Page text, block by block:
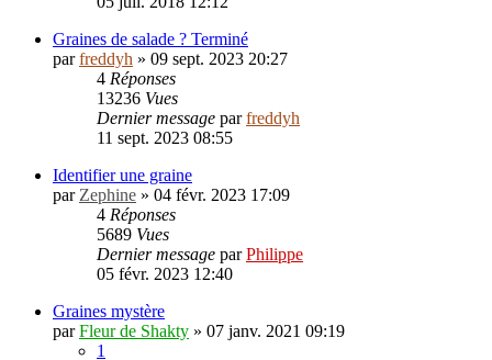
Graines de salade ? Terminé
parfreddyh » 09 sept. 2023 20:27
4 Réponses
13236 Vues
Dernier message parfreddyh
11 sept. 2023 08:55
Identifier une graine
parZephine » 04 févr. 2023 17:09
4 Réponses
5689 Vues
Dernier message parPhilippe
05 févr. 2023 12:40
Graines mystère
parFleur de Shakty » 07 janv. 2021 09:19
1